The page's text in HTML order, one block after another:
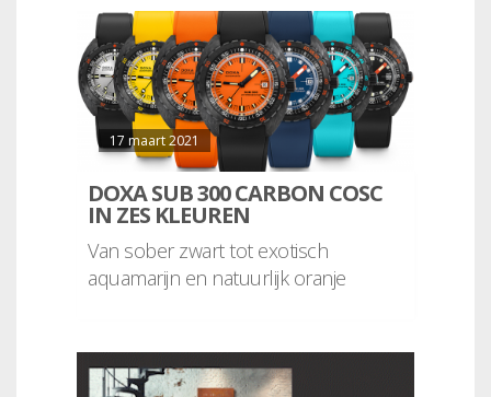
17 maart 2021
DOXA SUB 300 CARBON COSC
IN ZES KLEUREN
Van sober zwart tot exotisch
aquamarijn en natuurlijk oranje